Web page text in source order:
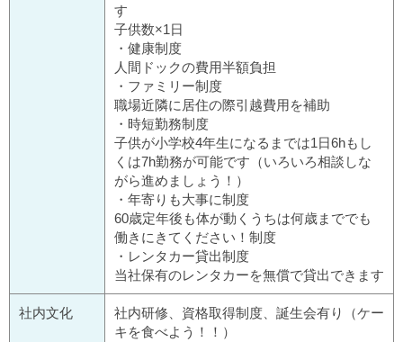
す
子供数×1日
・健康制度
人間ドックの費用半額負担
・ファミリー制度
職場近隣に居住の際引越費用を補助
・時短勤務制度
子供が小学校4年生になるまでは1日6hもし
くは7h勤務が可能です（いろいろ相談しな
がら進めましょう！）
・年寄りも大事に制度
60歳定年後も体が動くうちは何歳まででも
働きにきてください！制度
・レンタカー貸出制度
当社保有のレンタカーを無償で貸出できます
社内文化
社内研修、資格取得制度、誕生会有り（ケー
キを食べよう！！）